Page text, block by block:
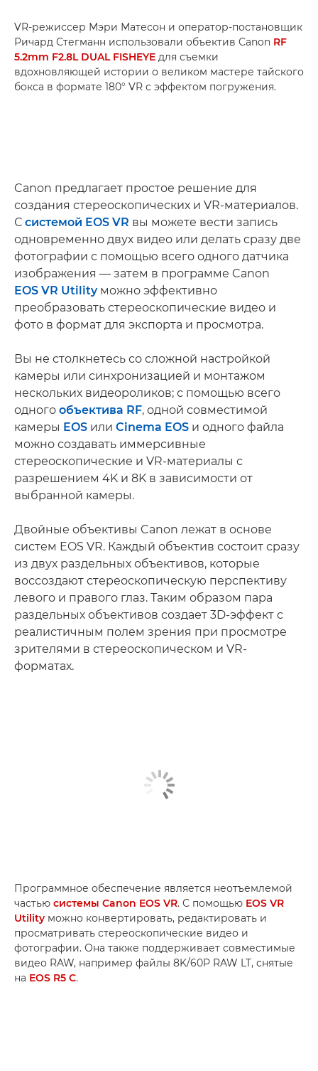
VR-режиссер Мэри Матесон и оператор-постановщик
Ричард Стегманн использовали объектив Canon RF
5.2mm F2.8L DUAL FISHEYE для съемки
вдохновляющей истории о великом мастере тайского
бокса в формате 180° VR с эффектом погружения.
Canon предлагает простое решение для
создания стереоскопических и VR-материалов.
С системой EOS VR вы можете вести запись
одновременно двух видео или делать сразу две
фотографии с помощью всего одного датчика
изображения — затем в программе Canon
EOS VR Utilityможно эффективно
преобразовать стереоскопические видео и
фото в формат для экспорта и просмотра.
Вы не столкнетесь со сложной настройкой
камеры или синхронизацией и монтажом
нескольких видеороликов; с помощью всего
одного объектива RF, одной совместимой
камеры EOS или Cinema EOS и одного файла
можно создавать иммерсивные
стереоскопические и VR-материалы с
разрешением 4K и 8K в зависимости от
выбранной камеры.
Двойные объективы Canon лежат в основе
систем EOS VR. Каждый объектив состоит сразу
из двух раздельных объективов, которые
воссоздают стереоскопическую перспективу
левого и правого глаз. Таким образом пара
раздельных объективов создает 3D-эффект с
реалистичным полем зрения при просмотре
зрителями в стереоскопическом и VR-
форматах.
Программное обеспечение является неотъемлемой
частью системы Canon EOS VR. С помощью EOS VR
Utility можно конвертировать, редактировать и
просматривать стереоскопические видео и
фотографии. Она также поддерживает совместимые
видео RAW, например файлы 8K/60P RAW LT, снятые
на EOS R5 C.